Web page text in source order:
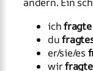
ändern. Ein
ichfragte
du
er/sie/es
wir